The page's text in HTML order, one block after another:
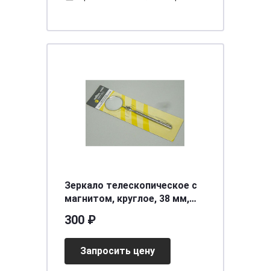
Зеркало телескопическое с
магнитом, круглое, 38 мм,
300 ₽
Запросить цену